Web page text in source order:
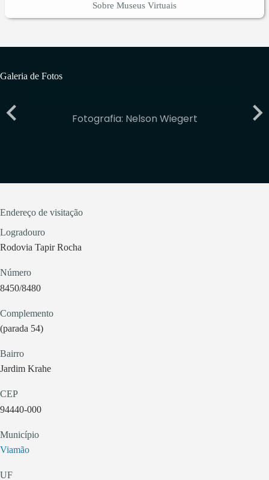
Sobre Museus Virtuais
Galeria de Fotos
Fotografia: Nelson Wiegert
Endereço de visitação
Logradouro
Rodovia Tapir Rocha
Número
8450/8480
Complemento
(parada 54)
Bairro
Jardim Krahe
CEP
94440-000
Município
Viamão
UF